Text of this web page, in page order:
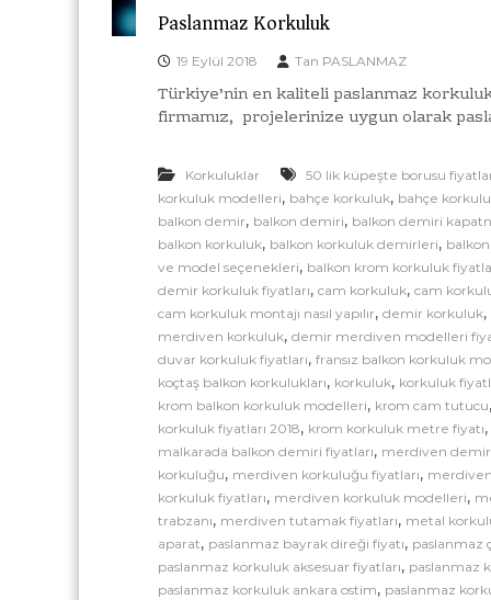
Paslanmaz Korkuluk
19 Eylül 2018 Tan PASLANMAZ
Türkiye’nin en kaliteli paslanmaz
firmamız, projelerinize uygun olarak
Korkuluklar 50 lik küpeşte borusu
korkuluk modelleri, bahçe korkuluk, bahçe
balkon demir, balkon demiri, balkon demiri
balkon korkuluk, balkon korkuluk demirleri,
ve model seçenekleri, balkon krom korkuluk
demir korkuluk fiyatları,cam korkuluk,cam
cam korkuluk montajı nasıl yapılır,demir korkuluk,
merdiven korkuluk,demir merdiven modelleri
duvar korkuluk fiyatları,fransız balkon korkuluk
koçtaş balkon korkulukları, korkuluk, korkuluk
krom balkon korkuluk modelleri, krom cam tutucu,
korkuluk fiyatları 2018, krom korkuluk metre fiyatı,
malkarada balkon demiri fiyatları, merdiven demir
korkuluğu, merdiven korkuluğu fiyatları,
korkuluk fiyatları, merdiven korkuluk modelleri,
trabzanı, merdiven tutamak fiyatları, metal
aparat, paslanmaz bayrak direği fiyatı, paslanmaz
paslanmaz korkuluk aksesuar fiyatları, paslanmaz
paslanmaz korkuluk ankara ostim, paslanmaz